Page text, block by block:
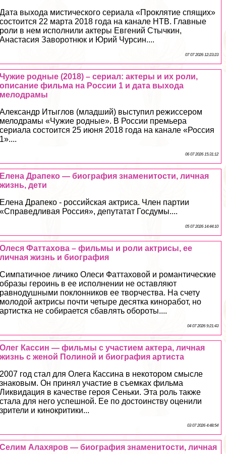
Дата выхода мистического сериала «Проклятие спящих»
состоится 22 марта 2018 года на канале НТВ. Главные
роли в нем исполнили актеры Евгений Стычкин,
Анастасия Заворотнюк и Юрий Чурсин....
07 07 2026 12:23:23
Чужие родные (2018) – сериал: актеры и их роли,
описание фильма на России 1 и дата выхода
мелодрамы
Александр Итыглов (младший) выступил режиссером
мелодрамы «Чужие родные». В России премьера
сериала состоится 25 июня 2018 года на канале «Россия
1»....
06 07 2026 15:31:12
Елена Драпеко — биография знаменитости, личная
жизнь, дети
Елена Драпеко - российская актриса. Член партии
«Справедливая Россия», депутатат Госдумы....
05 07 2026 14:44:10
Олеся Фаттахова – фильмы и роли актрисы, ее
личная жизнь и биография
Симпатичное личико Олеси Фаттаховой и романтические
образы героинь в ее исполнении не оставляют
равнодушными поклонников ее творчества. На счету
молодой актрисы почти четыре десятка киноработ, но
артистка не собирается сбавлять обороты....
04 07 2026 9:21:43
Олег Кассин — фильмы с участием актера, личная
жизнь с женой Полиной и биография артиста
2007 год стал для Олега Кассина в некотором смысле
знаковым. Он принял участие в съемках фильма
Ликвидация в качестве героя Сеньки. Эта роль также
стала для него успешной. Ее по достоинству оценили
зрители и кинокритики...
03 07 2026 4:48:54
Селим Алахяров — биография знаменитости, личная